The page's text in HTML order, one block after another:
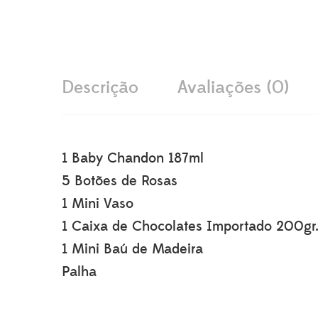
Descrição Avaliações (0)
1 Baby Chandon 187ml
5 Botões de Rosas
1 Mini Vaso
1 Caixa de Chocolates Importado 200gr.
1 Mini Baú de Madeira
Palha